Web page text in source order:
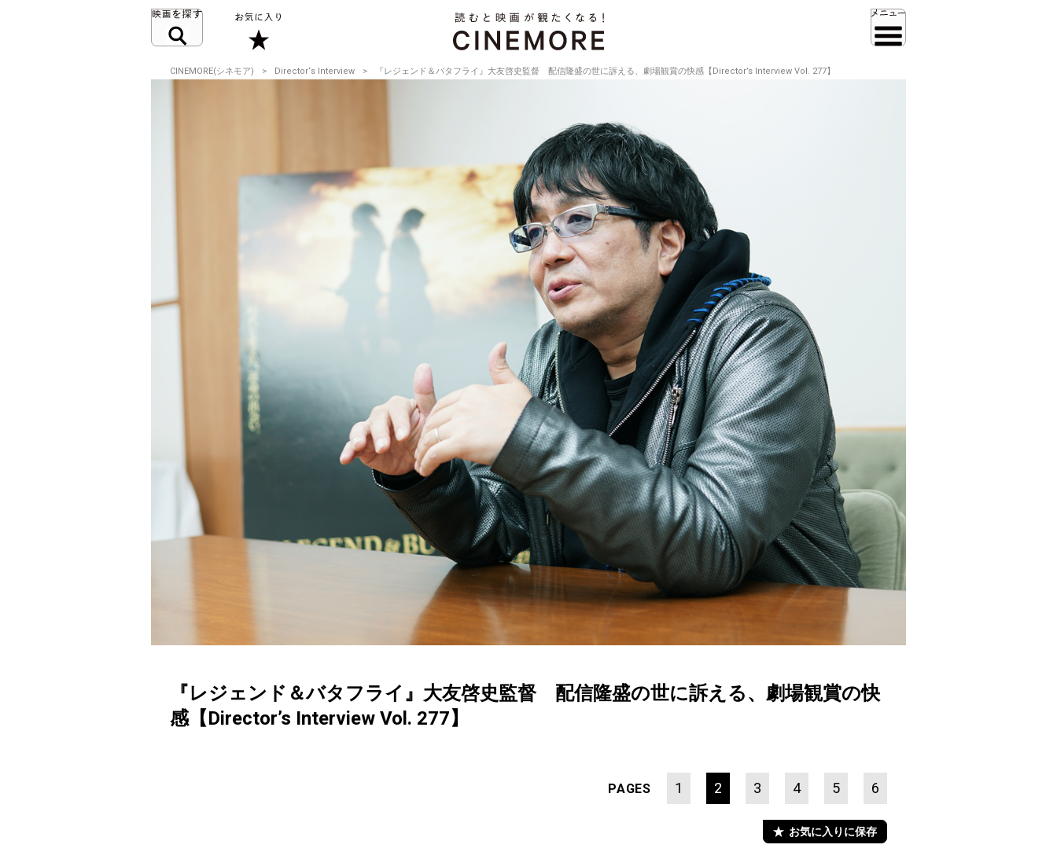
CINEMORE(シネモア) Director‘s Interview 『レジェンド＆バタフライ』大友啓史監督 配信隆盛の世に訴える、劇場観賞の快感【Director’s Interview Vol. 277】
『レジェンド＆バタフライ』大友啓史監督 配信隆盛の世に訴える、劇場観賞の快
感【Director’s Interview Vol. 277】
PAGES 1 2 3 4 5 6
お気に入りに保存